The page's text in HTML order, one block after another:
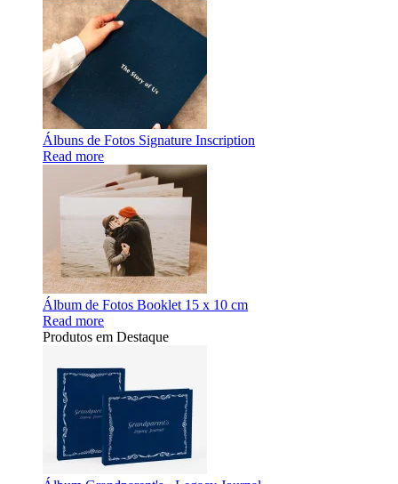
Álbuns de Fotos Signature Inscription
Read more
Álbum de Fotos Booklet 15 x 10 cm
Read more
Produtos em Destaque